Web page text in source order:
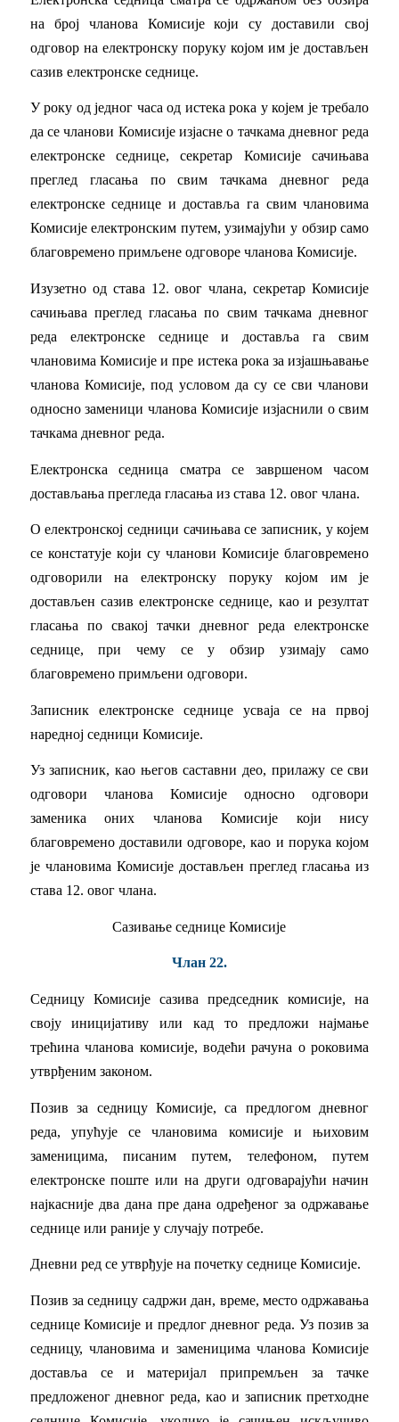
на број чланова Комисије који су доставили свој
одговор на електронску поруку којом им је достављен
сазив електронске седнице.
У року од једног часа од истека рока у којем је требало
да се чланови Комисије изјасне о тачкама дневног реда
електронске седнице, секретар Комисије сачињава
преглед гласања по свим тачкама дневног реда
електронске седнице и доставља га свим члановима
Комисије електронским путем, узимајући у обзир само
благовремено примљене одговоре чланова Комисије.
Изузетно од става 12. овог члана, секретар Комисије
сачињава преглед гласања по свим тачкама дневног
реда електронске седнице и доставља га свим
члановима Комисије и пре истека рока за изјашњавање
чланова Комисије, под условом да су се сви чланови
односно заменици чланова Комисије изјаснили о свим
тачкама дневног реда.
Електронска седница сматра се завршеном часом
достављања прегледа гласања из става 12. овог члана.
О електронској седници сачињава се записник, у којем
се констатује који су чланови Комисије благовремено
одговорили на електронску поруку којом им је
достављен сазив електронске седнице, као и резултат
гласања по свакој тачки дневног реда електронске
седнице, при чему се у обзир узимају само
благовремено примљени одговори.
Записник електронске седнице усваја се на првој
наредној седници Комисије.
Уз записник, као његов саставни део, прилажу се сви
одговори чланова Комисије односно одговори
заменика оних чланова Комисије који нису
благовремено доставили одговоре, као и порука којом
је члановима Комисије достављен преглед гласања из
става 12. овог члана.
Сазивање седнице Комисије
Члан 22.
Седницу Комисије сазива председник комисије, на
своју иницијативу или кад то предложи најмање
трећина чланова комисије, водећи рачуна о роковима
утврђеним законом.
Позив за седницу Комисије, са предлогом дневног
реда, упућује се члановима комисије и њиховим
заменицима, писаним путем, телефоном, путем
електронске поште или на други одговарајући начин
најкасније два дана пре дана одређеног за одржавање
седнице или раније у случају потребе.
Дневни ред се утврђује на почетку седнице Комисије.
Позив за седницу садржи дан, време, место одржавања
седнице Комисије и предлог дневног реда. Уз позив за
седницу, члановима и заменицима чланова Комисије
доставља се и материјал припремљен за тачке
предложеног дневног реда, као и записник претходне